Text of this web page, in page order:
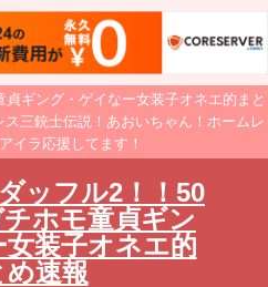
ギング・ゲイなー女装子オネエ的まと
三銃士伝説！あおいちゃん！ホームレ
イラ応援してます！
ッフル2！！50
ホモ童貞ギン
装子オネエ的
め速報